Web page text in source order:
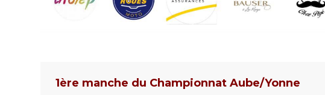
1ère manche du Championnat Aube/Yonne